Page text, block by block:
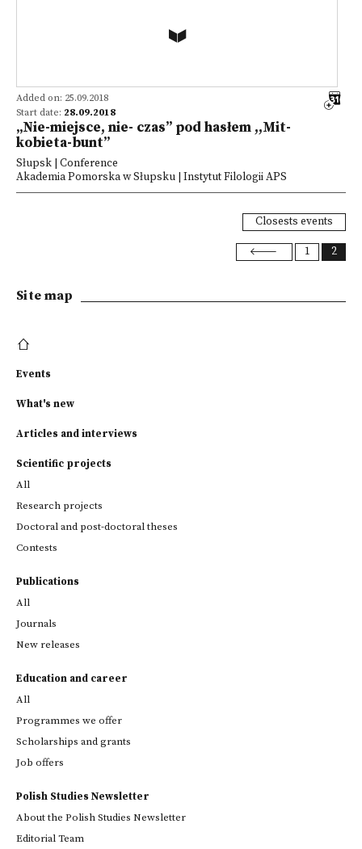
Added on: 25.09.2018
Start date: 28.09.2018
„Nie-miejsce, nie- czas” pod hasłem ,,Mit-
kobieta-bunt”
Słupsk | Conference
Akademia Pomorska w Słupsku | Instytut Filologii APS
Closests events
1 2
Site map
Events
What's new
Articles and interviews
Scientific projects
All
Research projects
Doctoral and post-doctoral theses
Contests
Publications
All
Journals
New releases
Education and career
All
Programmes we offer
Scholarships and grants
Job offers
Polish Studies Newsletter
About the Polish Studies Newsletter
Editorial Team